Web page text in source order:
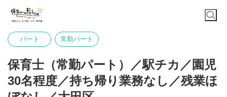
パート 常勤パート
保育士（常勤パート）／駅チカ／園児
30名程度／持ち帰り業務なし／残業ほ